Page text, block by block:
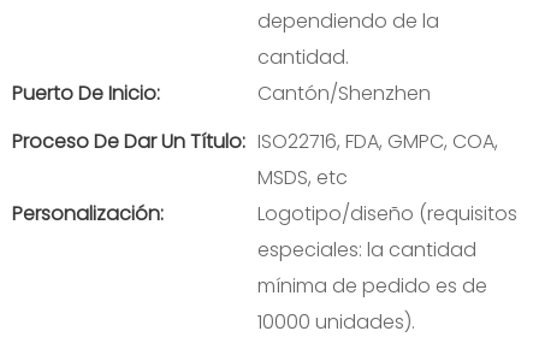
dependiendo de la
cantidad.
Puerto De Inicio:
Cantón/Shenzhen
Proceso De Dar Un Título: ISO22716, FDA, GMPC, COA,
MSDS, etc
Personalización:
Logotipo/diseño (requisitos
especiales: la cantidad
mínima de pedido es de
10000 unidades).